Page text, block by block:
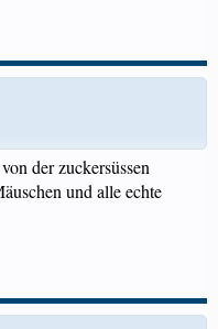
der zuckersüssen
und alle echte